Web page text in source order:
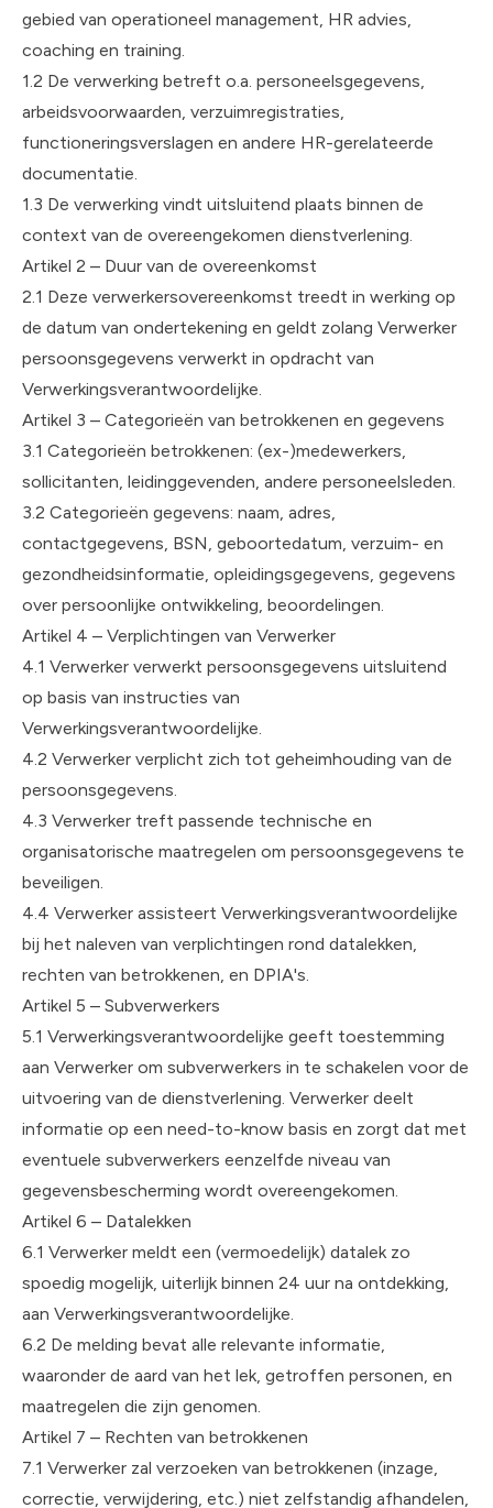
gebied van operationeel management, HR advies,
coaching en training.
1.2 De verwerking betreft o.a. personeelsgegevens,
arbeidsvoorwaarden, verzuimregistraties,
functioneringsverslagen en andere HR-gerelateerde
documentatie.
1.3 De verwerking vindt uitsluitend plaats binnen de
context van de overeengekomen dienstverlening.
Artikel 2 – Duur van de overeenkomst
2.1 Deze verwerkersovereenkomst treedt in werking op
de datum van ondertekening en geldt zolang Verwerker
persoonsgegevens verwerkt in opdracht van
Verwerkingsverantwoordelijke.
Artikel 3 – Categorieën van betrokkenen en gegevens
3.1 Categorieën betrokkenen: (ex-)medewerkers,
sollicitanten, leidinggevenden, andere personeelsleden.
3.2 Categorieën gegevens: naam, adres,
contactgegevens, BSN, geboortedatum, verzuim- en
gezondheidsinformatie, opleidingsgegevens, gegevens
over persoonlijke ontwikkeling, beoordelingen.
Artikel 4 – Verplichtingen van Verwerker
4.1 Verwerker verwerkt persoonsgegevens uitsluitend
op basis van instructies van
Verwerkingsverantwoordelijke.
4.2 Verwerker verplicht zich tot geheimhouding van de
persoonsgegevens.
4.3 Verwerker treft passende technische en
organisatorische maatregelen om persoonsgegevens te
beveiligen.
4.4 Verwerker assisteert Verwerkingsverantwoordelijke
bij het naleven van verplichtingen rond datalekken,
rechten van betrokkenen, en DPIA's.
Artikel 5 – Subverwerkers
5.1 Verwerkingsverantwoordelijke geeft toestemming
aan Verwerker om subverwerkers in te schakelen voor de
uitvoering van de dienstverlening. Verwerker deelt
informatie op een need-to-know basis en zorgt dat met
eventuele subverwerkers eenzelfde niveau van
gegevensbescherming wordt overeengekomen.
Artikel 6 – Datalekken
6.1 Verwerker meldt een (vermoedelijk) datalek zo
spoedig mogelijk, uiterlijk binnen 24 uur na ontdekking,
aan Verwerkingsverantwoordelijke.
6.2 De melding bevat alle relevante informatie,
waaronder de aard van het lek, getroffen personen, en
maatregelen die zijn genomen.
Artikel 7 – Rechten van betrokkenen
7.1 Verwerker zal verzoeken van betrokkenen (inzage,
correctie, verwijdering, etc.) niet zelfstandig afhandelen,